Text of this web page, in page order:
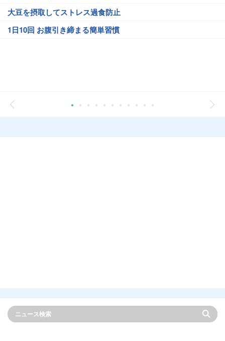
大豆を摂取してストレス過食防止
1日10回 お腹引き締まる簡単習慣